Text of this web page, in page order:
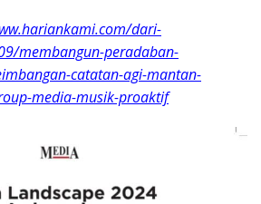
dari-
membangun-peradaban-
catatan-agi-mantan-
media-musik-proaktif